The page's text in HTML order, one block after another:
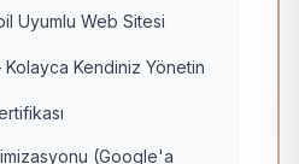
Uyumlu Web Sitesi
Kendiniz Yönetin
(Google'a